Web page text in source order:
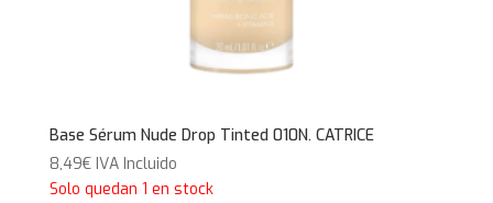
Base Sérum Nude Drop Tinted 010N. CATRICE
8,49€ IVA Incluido
Solo quedan 1 en stock